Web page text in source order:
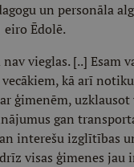
un personāla
Ēdolē.
vieglas. [..] Esam
kā arī
ģimenēm, uzklausot
gan
interešu izglītības
visas ģimenes jau